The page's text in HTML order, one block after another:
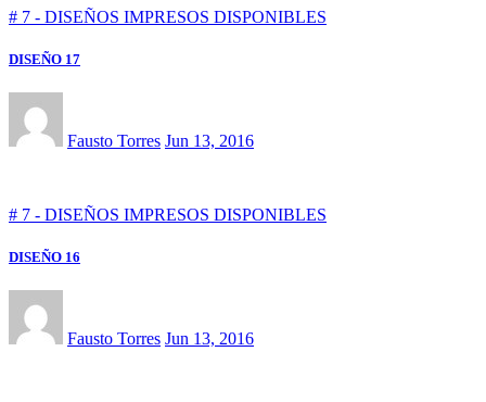
# 7 - DISEÑOS IMPRESOS DISPONIBLES
DISEÑO 17
Fausto Torres Jun 13, 2016
# 7 - DISEÑOS IMPRESOS DISPONIBLES
DISEÑO 16
Fausto Torres Jun 13, 2016